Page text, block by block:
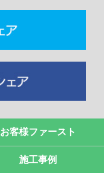
お客様ファースト
施工事例